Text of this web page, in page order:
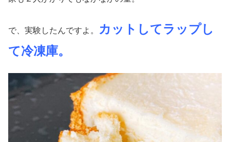
で、実験したんですよ。
カットしてラップし
て冷凍庫。